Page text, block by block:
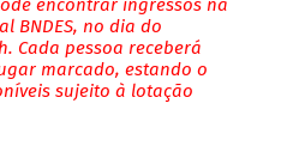
encontrar ingressos na
BNDES, no dia do
Cada pessoa receberá
marcado, estando o
sujeito à lotação